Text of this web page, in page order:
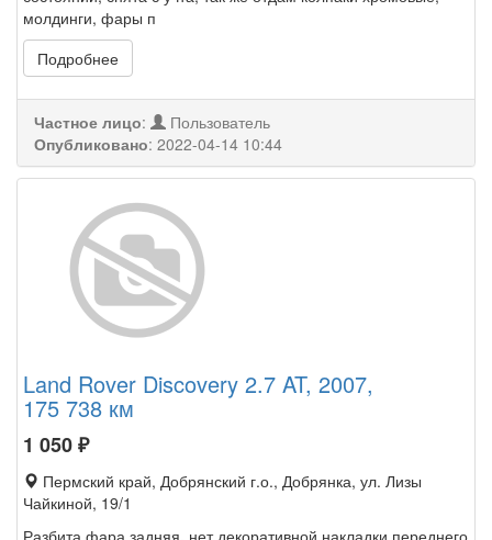
молдинги, фары п
Подробнее
Частное лицо:
Пользователь
Опубликовано: 2022-04-14 10:44
Land Rover Discovery 2.7 AT, 2007,
175 738 км
1 050₽
Пермский край, Добрянский г.о., Добрянка, ул. Лизы
Чайкиной, 19/1
Разбита фара задняя, нет декоративной накладки переднего